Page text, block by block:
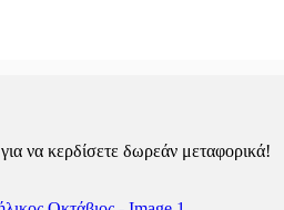
για να κερδίσετε δωρεάν μεταφορικά!